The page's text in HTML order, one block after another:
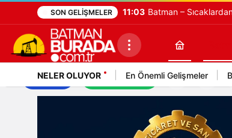
SON GELIŞMELER 11:03 Batman –
İş İlanları Mekan Rehberi
NELER OLUYOR En Önemli Gelişmeler